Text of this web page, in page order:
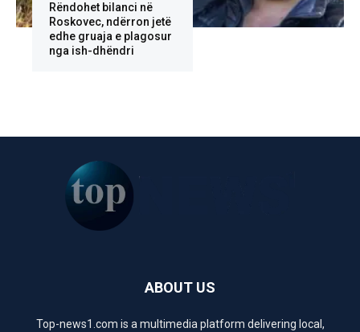
Rëndohet bilanci në
Roskovec, ndërron jetë
edhe gruaja e plagosur
nga ish-dhëndri
ABOUT US
Top-news1.com is a multimedia platform delivering local,